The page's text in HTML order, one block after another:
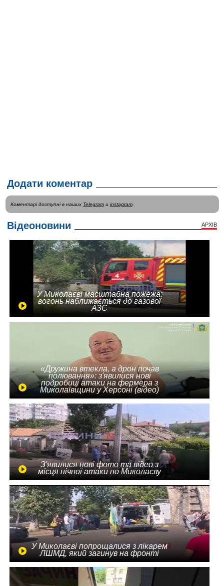
Додати коментар
Коментарі доступні в наших Telegramи instagram.
Відеоновини АРХІВ
У Миколаєві масштабна пожежа:
вогонь наближається до газової
АЗС
«Дружина втекла, а дрон почав
полювання»: з'явилися нові
подробиці атаки на фермера з
Миколаївщини у Херсоні (відео)
З'явилися нові фото та відео з
місця нічної атаки по Миколаєву
У Миколаєві попрощалися з лікарем
ЛШМД, який загинув на фронті